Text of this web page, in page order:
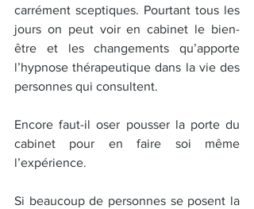
carrément sceptiques. Pourtant tous les
jours on peut voir en cabinet le bien-
être et les changements qu’apporte
l’hypnose thérapeutique dans la vie des
personnes qui consultent.
Encore faut-il oser pousser la porte du
cabinet pour en faire soi même
l’expérience.
Si beaucoup de personnes se posent la